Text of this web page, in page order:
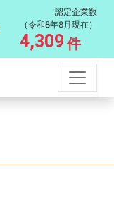
認定企業数
（令和8年8月現在）
4,309 件